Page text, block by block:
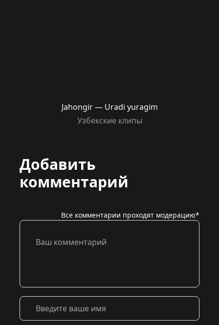
Jahongir — Uradi yuragim
Узбекские клипы
Добавить
комментарий
Все комментарии проходят модерацию*